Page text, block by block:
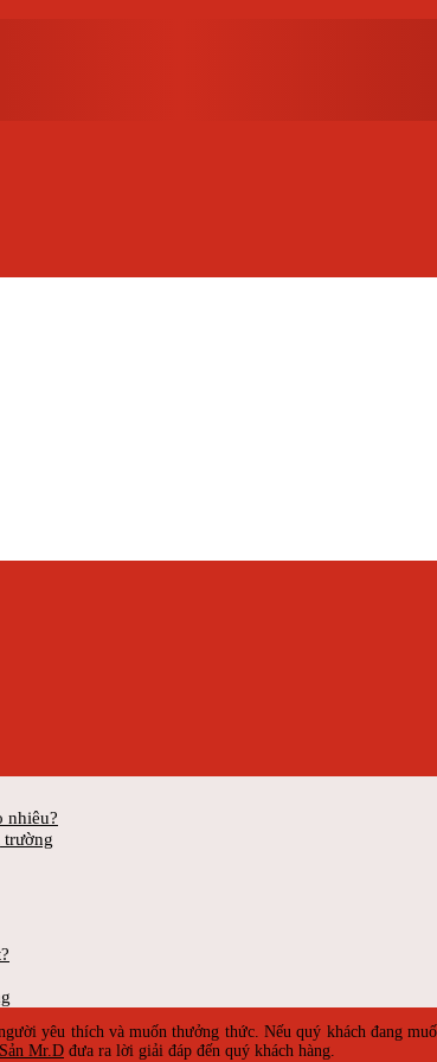
nhiêu?
trường
yêu thích và muốn thưởng thức. Nếu quý khách đang
Mr.D đưa ra lời giải đáp đến quý khách hàng.